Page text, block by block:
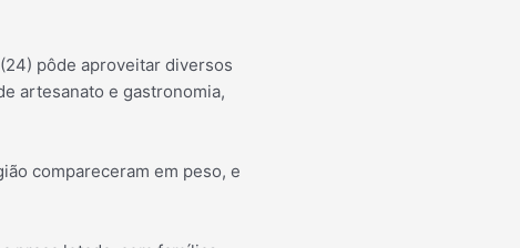
pôde aproveitar diversos
artesanato e gastronomia,
compareceram em peso, e